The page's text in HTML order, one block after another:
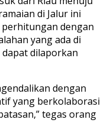
di Jalur ini
dengan
yang ada di
dilaporkan
dengan
yang berkolaborasi
tegas orang